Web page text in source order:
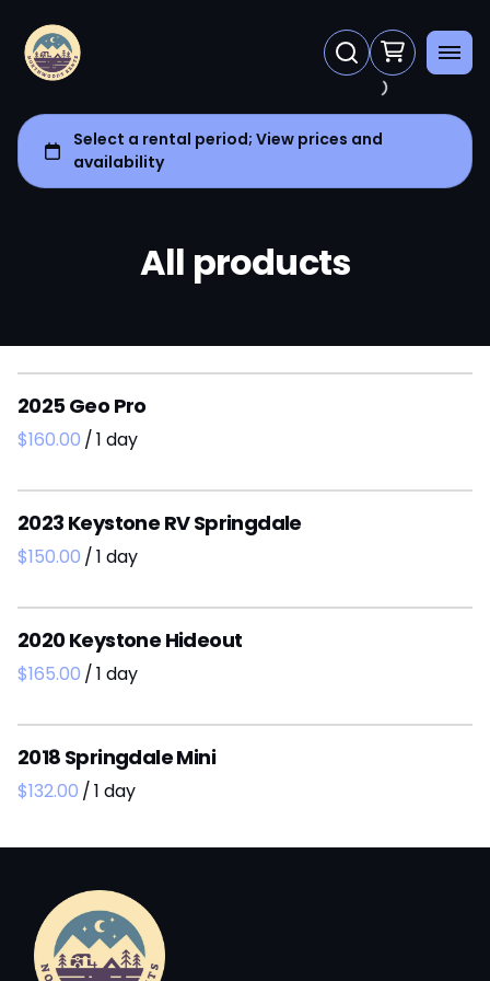
All products
2025 Geo Pro
/
2023 Keystone RV Springdale
/
2020 Keystone Hideout
/
2018 Springdale Mini
/